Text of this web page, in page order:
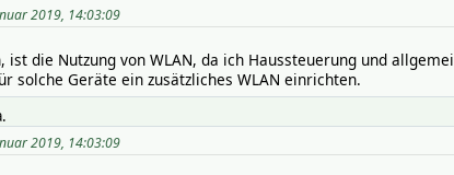
2019, 14:03:09
ist die Nutzung von WLAN, da ich Haussteuerung und
solche Geräte ein zusätzliches WLAN einrichten.
2019, 14:03:09